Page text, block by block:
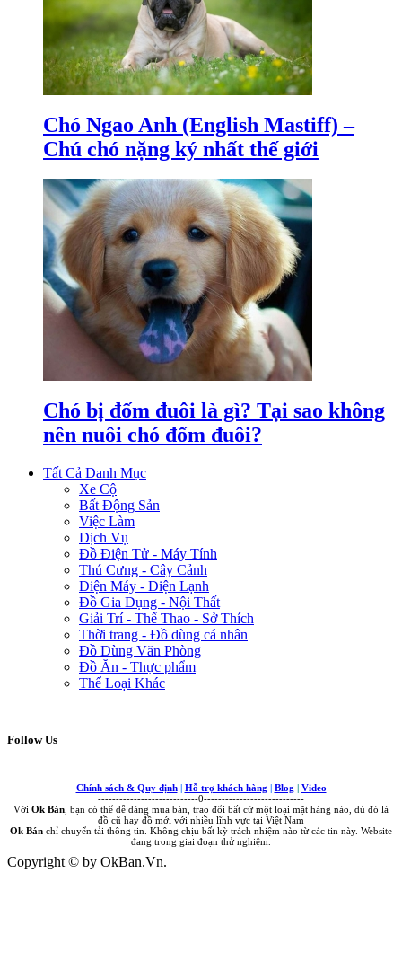
Chó Ngao Anh (English Mastiff) –
Chú chó nặng ký nhất thế giới
Chó bị đốm đuôi là gì? Tại sao không
nên nuôi chó đốm đuôi?
Tất Cả Danh Mục
Xe Cộ
Bất Động Sản
Việc Làm
Dịch Vụ
Đồ Điện Tử - Máy Tính
Thú Cưng - Cây Cảnh
Điện Máy - Điện Lạnh
Đồ Gia Dụng - Nội Thất
Giải Trí - Thể Thao - Sở Thích
Thời trang - Đồ dùng cá nhân
Đồ Dùng Văn Phòng
Đồ Ăn - Thực phẩm
Thể Loại Khác
Follow Us
Chính sách & Quy định | Hỗ trợ khách hàng | Blog | Video
----------------------------0----------------------------
Với Ok Bán , bạn có thể dễ dàng mua bán, trao đổi bất cứ một loại mặt hàng nào, dù đó là
đồ cũ hay đồ mới với nhiều lĩnh vực tại Việt Nam
Ok Bán chỉ chuyển tải thông tin. Không chịu bất kỳ trách nhiệm nào từ các tin này. Website
đang trong giai đoạn thử nghiệm.
Copyright © by OkBan.Vn.